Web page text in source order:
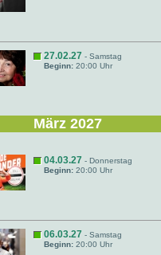
27.02.27 - Samstag
Beginn: 20:00 Uhr
März 2027
04.03.27 - Donnerstag
Beginn: 20:00 Uhr
06.03.27 - Samstag
Beginn: 20:00 Uhr